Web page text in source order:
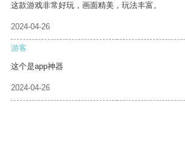
这款游戏非常好玩，画面精美，玩法丰富。
2024-04-26
游客
这个是app神器
2024-04-26